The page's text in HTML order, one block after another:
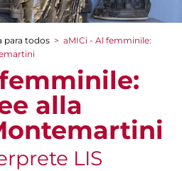
para todos > aMICi - Al femminile:
alla
LIS